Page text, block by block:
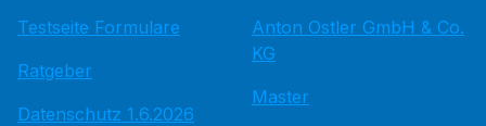
Testseite Formulare
Ratgeber
Datenschutz 1.6.2026
Anton Ostler GmbH & Co.
KG
Master